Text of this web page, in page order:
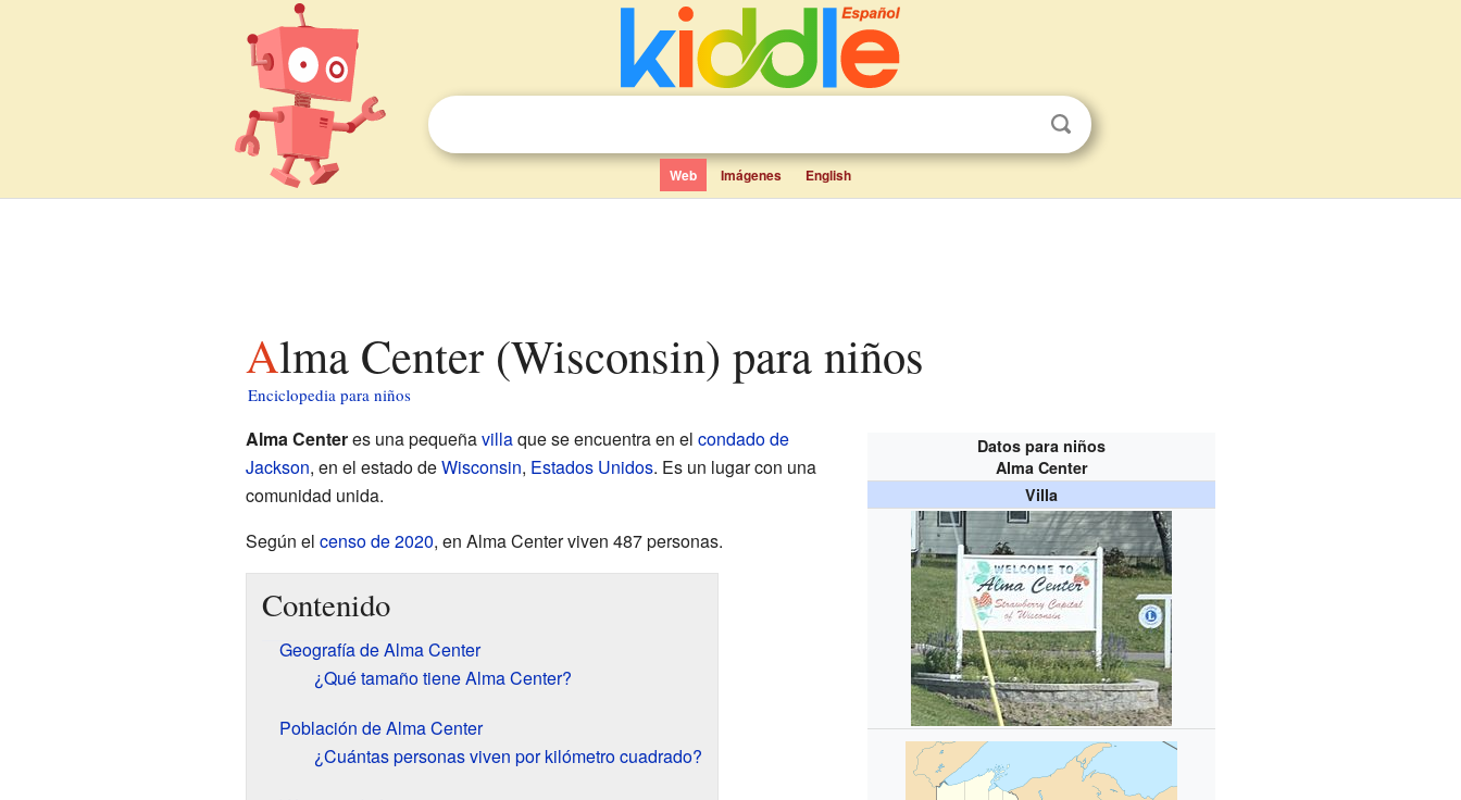
Web Imágenes English
Alma Center (Wisconsin) para niños
Enciclopedia para niños
Datos para niños
Alma Center
Villa
Alma Centeres una pequeñavillaque se encuentra en el condado de
Jackson, en el estado deWisconsin, Estados Unidos. Es un lugar con una
comunidad unida.
Según el censo de 2020, en Alma Center viven 487 personas.
Contenido
Geografía de Alma Center
¿Qué tamaño tiene Alma Center?
Población de Alma Center
¿Cuántas personas viven por kilómetro cuadrado?